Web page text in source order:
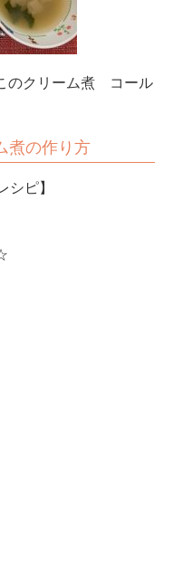
のクリーム煮 コール
煮の作り方
シピ】